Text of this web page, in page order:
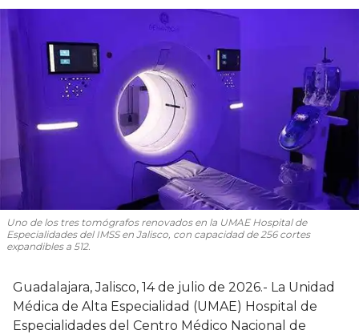
Uno de los tres tomógrafos renovados en la UMAE Hospital de
Especialidades del IMSS en Jalisco, con capacidad de 256 cortes
expandibles a 512.
Guadalajara, Jalisco, 14 de julio de 2026.- La Unidad
Médica de Alta Especialidad (UMAE) Hospital de
Especialidades del Centro Médico Nacional de